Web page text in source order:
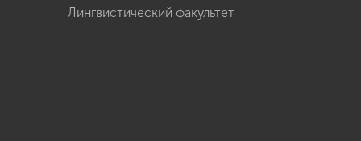
Лингвистический факультет